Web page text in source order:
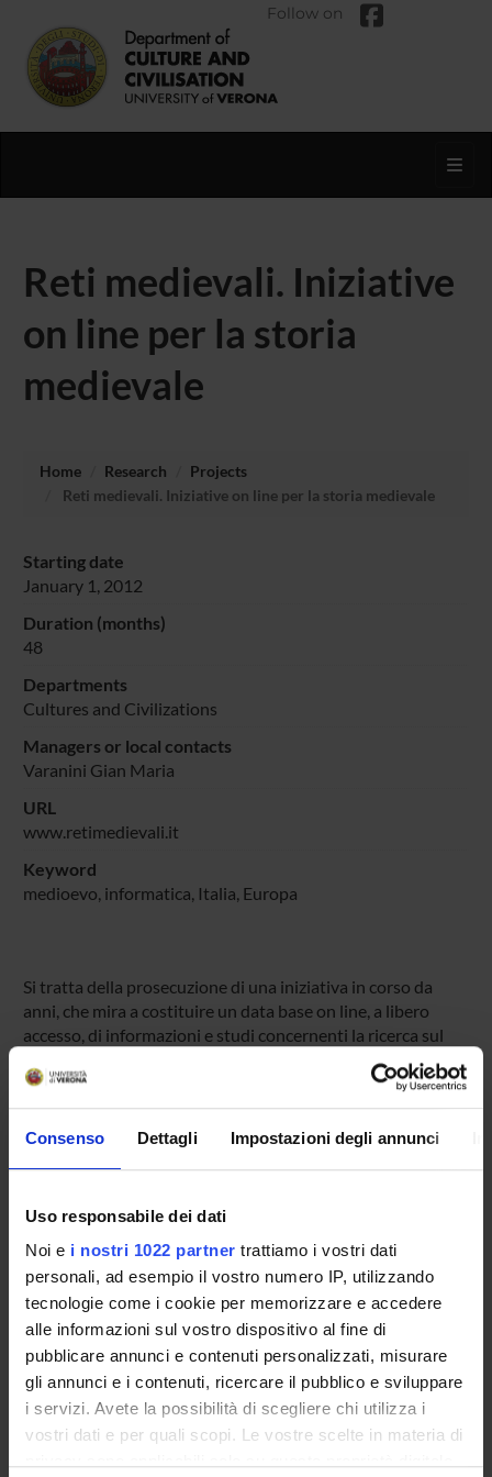
Consenso Dettagli Impostazioni degli annunci
Uso responsabile dei dati
Noi e i nostri 1022 partner trattiamo i vostri dati
personali, ad esempio il vostro numero IP, utilizzando
tecnologie come i cookie per memorizzare e accedere
alle informazioni sul vostro dispositivo al fine di
pubblicare annunci e contenuti personalizzati, misurare
gli annunci e i contenuti, ricercare il pubblico e sviluppare
i servizi. Avete la possibilità di scegliere chi utilizza i
vostri dati e per quali scopi. Le vostre scelte in materia di
Follow on
Reti medievali. Iniziative
on line per la storia
medievale
Home Research
Projects
Reti medievali. Iniziative on line per la storia medievale
Starting date
January 1, 2012
Duration (months)
48
Departments
Cultures and Civilizations
Managers or local contacts
Varanini Gian Maria
URL
www.retimedievali.it
Keyword
medioevo, informatica, Italia, Europa
Si tratta della prosecuzione di una iniziativa in corso da
anni, che mira a costituire un data base on line, a libero
accesso, di informazioni e studi concernenti la ricerca sul
medioevo europeo. L'iniziativa comprende un ambito
"Biblioteca", nel quale più specialmente si esercita l'attività
della redazione veronese del sito, e una rivista on line
(fascia A)
Gian Maria Varanini
ACTIVITIES
RESEARCH AREAS
RESEARCH GROUPS